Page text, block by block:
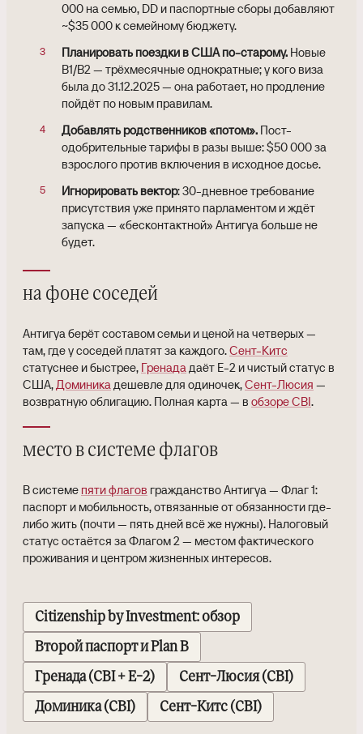
000 на семью, DD и паспортные сборы добавляют
~$35 000 к семейному бюджету.
Планировать поездки в США по-старому. Новые
B1/B2 — трёхмесячные однократные; у кого виза
была до 31.12.2025 — она работает, но продление
пойдёт по новым правилам.
Добавлять родственников «потом». Пост-
одобрительные тарифы в разы выше: $50 000 за
взрослого против включения в исходное досье.
Игнорировать вектор: 30-дневное требование
присутствия уже принято парламентом и ждёт
запуска — «бесконтактной» Антигуа больше не
будет.
на фоне соседей
Антигуа берёт составом семьи и ценой на четверых —
там, где у соседей платят за каждого.Сент-Китс
статуснее и быстрее, Гренададаёт E-2 и чистый статус в
США,Доминикадешевле для одиночек,Сент-Люсия —
возвратную облигацию. Полная карта — в обзоре CBI.
место в системе флагов
В системе пяти флагов гражданство Антигуа — Флаг 1:
паспорт и мобильность, отвязанные от обязанности где-
либо жить (почти — пять дней всё же нужны). Налоговый
статус остаётся за Флагом 2 — местом фактического
проживания и центром жизненных интересов.
Citizenship by Investment: обзор
Второй паспорт и Plan B
Гренада (CBI + E-2) Сент-Люсия (CBI)
Доминика (CBI) Сент-Китс (CBI)